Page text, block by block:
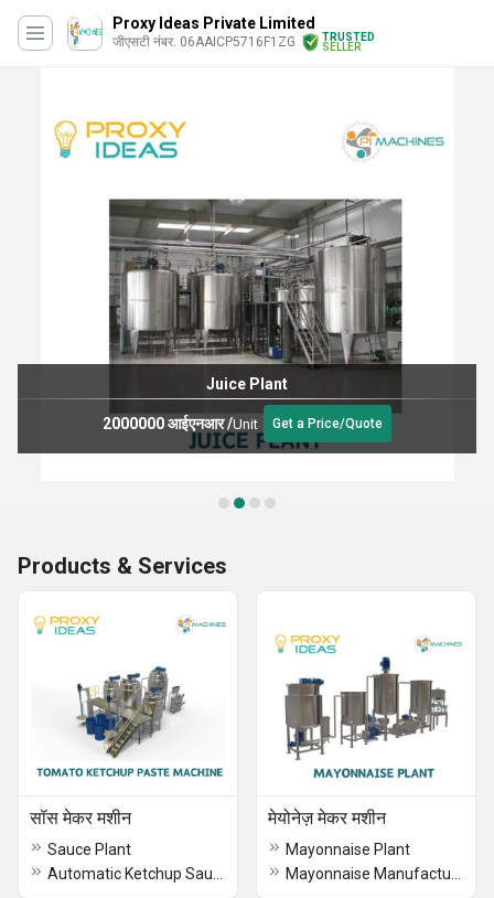
Proxy Ideas Private Limited
जीएसटी नंबर. 06AAICP5716F1ZG
TRUSTED
SELLER
Juice Plant
2000000 आईएनआर/Unit Get a Price/Quote
Products & Services
सॉस मेकर मशीन
Sauce Plant
मेयोनेज़ मेकर मशीन
Mayonnaise Plant